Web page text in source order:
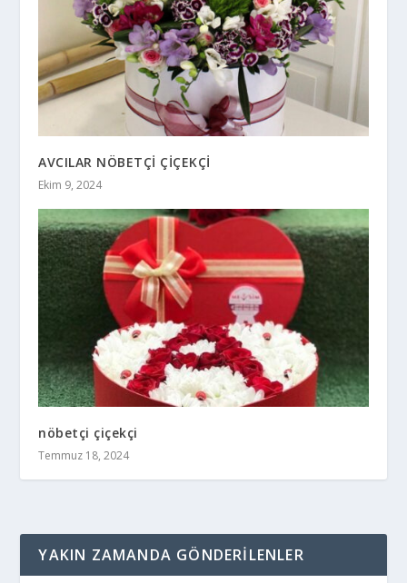
AVCILAR NÖBETÇİ ÇİÇEKÇİ
Ekim 9, 2024
nöbetçi çiçekçi
Temmuz 18, 2024
YAKIN ZAMANDA GÖNDERILENLER